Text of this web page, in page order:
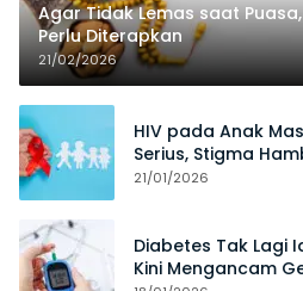
Agar Tidak Lemas saat
Perlu Diterapkan
21/02/2026
HIV pada Anak
Serius, Stigma
21/01/2026
Diabetes Tak Lagi
Kini Mengancam